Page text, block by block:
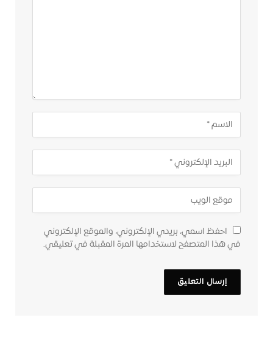
احفظ اسمي، بريدي الإلكتروني، والموقع الإلكتروني
في هذا المتصفح لاستخدامها المرة المقبلة في تعليقي.